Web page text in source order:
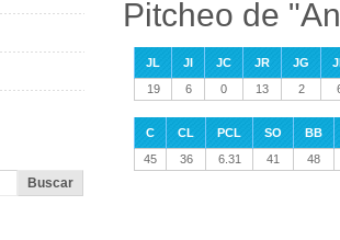
Pitcheo de
JL JI JC JR JG
19
6 0 13 2
C CL PCL SO
BB
45
36 6.31 41 48